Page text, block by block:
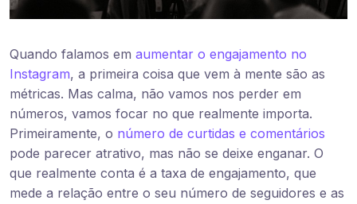
Quando falamos em aumentar o engajamento no
Instagram, a primeira coisa que vem à mente são as
métricas. Mas calma, não vamos nos perder em
números, vamos focar no que realmente importa.
Primeiramente, o número de curtidas e comentários
pode parecer atrativo, mas não se deixe enganar. O
que realmente conta é a taxa de engajamento, que
mede a relação entre o seu número de seguidores e as